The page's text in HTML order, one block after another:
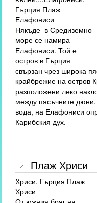
Гърция Плаж
Елафониси
Някъде в Средиземно
море се намира
Елафониси. Той е
остров в Гърция
свързан чрез широка
крайбрежие на остров
разположени леко
между пясъчните дюни.
вода, на Елафониси
Карибския дух.
Плаж Хриси
Хриси, Гърция Плаж
Хриси